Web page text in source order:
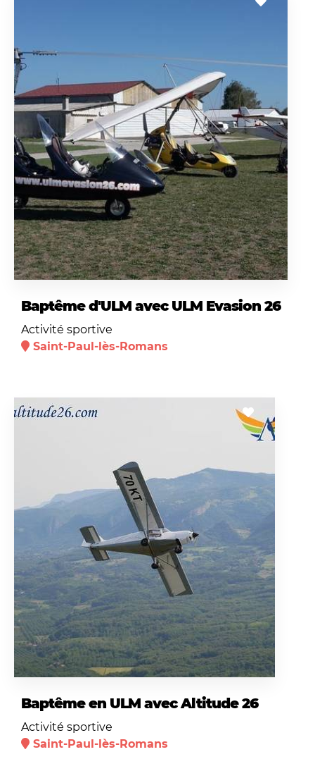
Baptême d'ULM avec ULM Evasion 26
Activité sportive
Saint-Paul-lès-Romans
Baptême en ULM avec Altitude 26
Activité sportive
Saint-Paul-lès-Romans